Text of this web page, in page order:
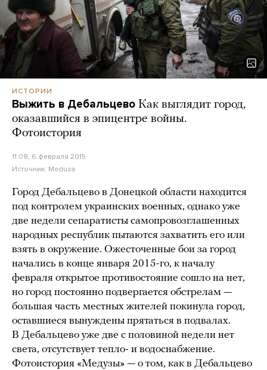
ИСТОРИИ
Выжить в Дебальцево Как выглядит город,
оказавшийся в эпицентре войны.
Фотоистория
11:08, 6 февраля 2015
Источник: Meduza
Город Дебальцево в Донецкой области находится
под контролем украинских военных, однако уже
две недели сепаратисты самопровозглашенных
народных республик пытаются захватить его или
взять в окружение. Ожесточенные бои за город
начались в конце января 2015-го, к началу
февраля открытое противостояние сошло на нет,
но город постоянно подвергается обстрелам —
большая часть местных жителей покинула город,
оставшиеся вынуждены прятаться в подвалах.
В Дебальцево уже две с половиной недели нет
света, отсутствует тепло- и водоснабжение.
Фотоистория «Медузы» — о том, как в Дебальцево